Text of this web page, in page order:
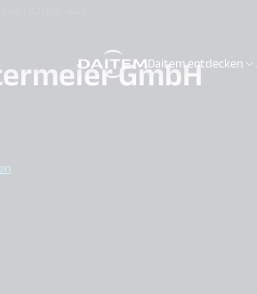
Daitem entdecken
GmbH